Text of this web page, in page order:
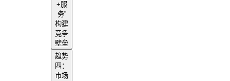
+服
务”
构建
竞争
壁垒
趋势
四：
市场